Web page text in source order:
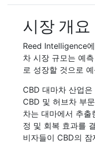
시장 개요
Reed Intelligence
차 시장 규모는 예
로 성장할 것으로
CBD 대마차 산업
CBD 및 허브차 부
차는 대마에서 추출
정 및 회복 효과를
비자들이 CBD의